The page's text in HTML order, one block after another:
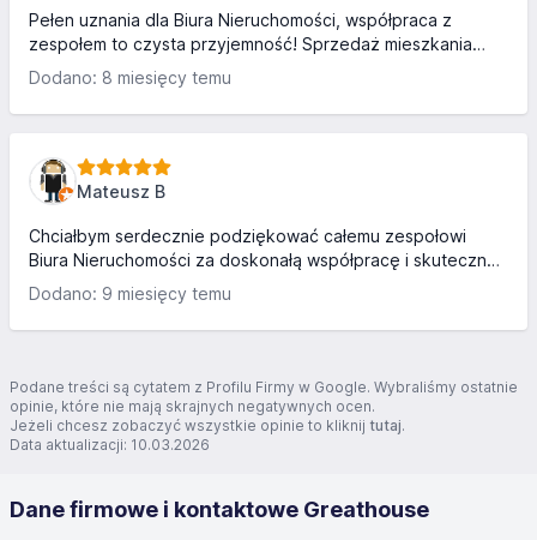
Pełen uznania dla Biura Nieruchomości, współpraca z
zespołem to czysta przyjemność! Sprzedaż mieszkania
przebiegła szybko, profesjonalnie i bez najmniejszych
komplikacji. Każdy etap był dopracowany z dbałością o
szczegóły. Zdecydowanie polecam
Dodano: 8 miesięcy temu
Mateusz B
Chciałbym serdecznie podziękować całemu zespołowi
Biura Nieruchomości za doskonałą współpracę i skuteczną
pomoc w sprzedaży mieszkania. Proces przebiegł
sprawnie, z pełnym profesjonalizmem i dbałością o każdy
szczegół. Szczególne wyrazy uznania kieruję do Pana
fachowe podejście zrobiły na mnie ogromne wrażenie. Pan
Piotr był zawsze dostępny, służył wsparciem na każdym
etapie transakcji i zadbał, by wszystko przebiegło
bezproblemowo. Z peł...
Dodano: 9 miesięcy temu
Podane treści są cytatem z Profilu Firmy w Google. Wybraliśmy ostatnie
opinie, które nie mają skrajnych negatywnych ocen.
Jeżeli chcesz zobaczyć wszystkie opinie to kliknij tutaj.
Data aktualizacji: 10.03.2026
Dane firmowe i kontaktowe Greathouse